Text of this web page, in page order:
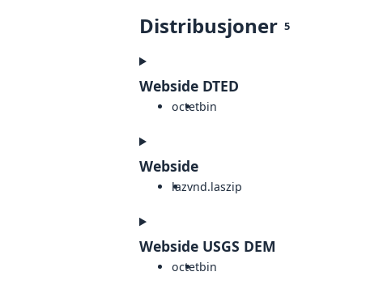
Distribusjoner 5
Webside DTED
octetbin
Webside
lazvnd.laszip
Webside USGS DEM
octetbin